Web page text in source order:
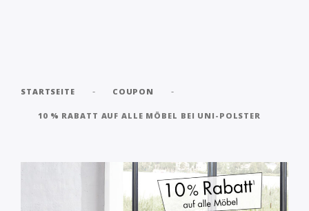
STARTSEITE - COUPON -
10 % RABATT AUF ALLE MÖBEL BEI UNI-POLSTER